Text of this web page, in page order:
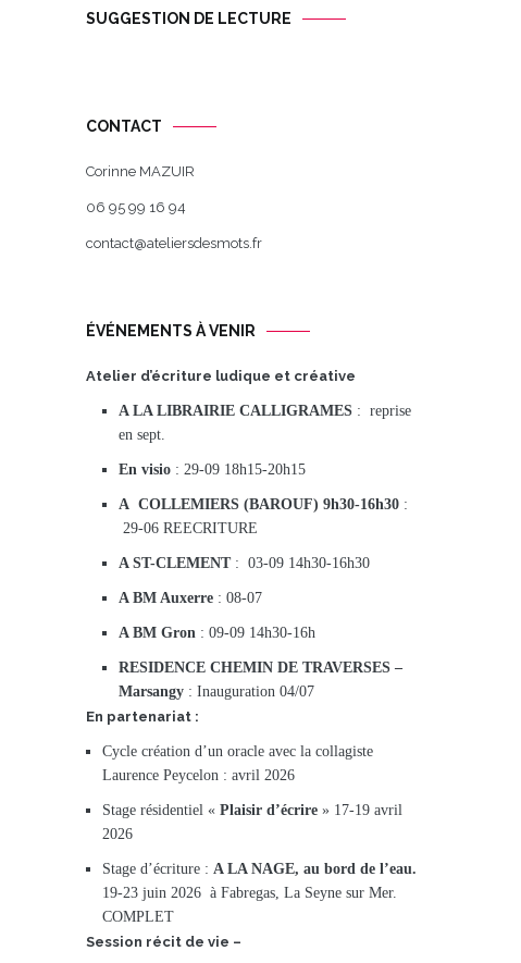
SUGGESTION DE LECTURE
CONTACT
Corinne MAZUIR
06 95 99 16 94
contact@ateliersdesmots.fr
ÉVÉNEMENTS À VENIR
Atelier d’écriture ludique et créative
A LA LIBRAIRIE CALLIGRAMES : reprise
en sept.
En visio : 29-09 18h15-20h15
A COLLEMIERS (BAROUF) 9h30-16h30 :
29-06 REECRITURE
A ST-CLEMENT: 03-09 14h30-16h30
A BM Auxerre : 08-07
A BM Gron : 09-09 14h30-16h
RESIDENCE CHEMIN DE TRAVERSES –
Marsangy : Inauguration 04/07
En partenariat :
Cycle création d’un oracle avec la collagiste
Laurence Peycelon : avril 2026
Stage résidentiel « Plaisir d’écrire » 17-19 avril
2026
Stage d’écriture : A LA NAGE, au bord de l’eau.
19-23 juin 2026 à Fabregas, La Seyne sur Mer.
COMPLET
Session récit de vie –